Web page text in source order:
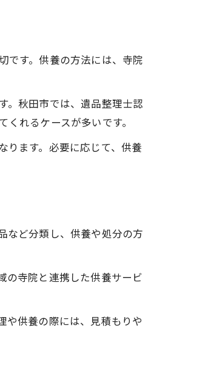
です。供養の方法には、寺院
。秋田市では、遺品整理士認
れるケースが多いです。
ります。必要に応じて、供養
など分類し、供養や処分の方
の寺院と連携した供養サービ
や供養の際には、見積もりや